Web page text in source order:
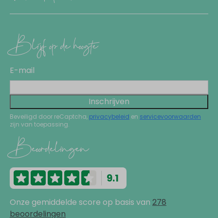
Blijf op de hoogte
E-mail
Inschrijven
Beveiligd door reCaptcha, privacybeleid en servicevoorwaarden
zijn van toepassing.
Beoordelingen
9.1
Onze gemiddelde score op basis van 278
beoordelingen